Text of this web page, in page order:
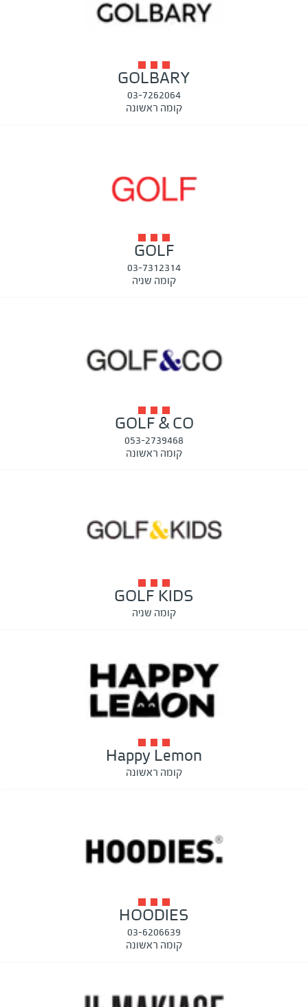
GOLBARY
03-7262064
קומה ראשונה
GOLF
03-7312314
קומה שניה
GOLF & CO
053-2739468
קומה ראשונה
GOLF KIDS
קומה שניה
Happy Lemon
קומה ראשונה
HOODIES
03-6206639
קומה ראשונה